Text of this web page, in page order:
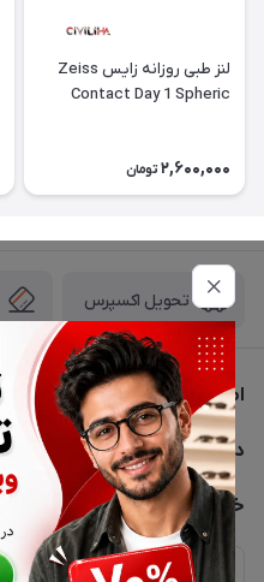
لنز طبی روزانه زایس Zeiss
Contact Day 1 Spheric
2,600,000 تومان
تحویل اکسپرس
اطلاعات تماس
02177116909
info@civiliha.com
ارسال فوری در تهران +
دسترسی سریع
حساب کاربری
مجله فروشگاه
خدمات مشتریان
حریم خصوصی